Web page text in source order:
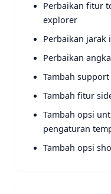
Perbaikan fitur
explorer
Perbaikan jarak
Perbaikan
Tambah
Tambah fitur
Tambah opsi
pengaturan
Tambah opsi